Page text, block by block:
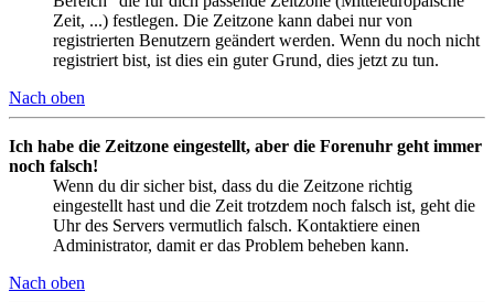
Zeit, ...) festlegen. Die Zeitzone kann dabei nur von
registrierten Benutzern geändert werden. Wenn du noch nicht
registriert bist, ist dies ein guter Grund, dies jetzt zu tun.
Nach oben
Ich habe die Zeitzone eingestellt, aber die Forenuhr geht immer
noch falsch!
Wenn du dir sicher bist, dass du die Zeitzone richtig
eingestellt hast und die Zeit trotzdem noch falsch ist, geht die
Uhr des Servers vermutlich falsch. Kontaktiere einen
Administrator, damit er das Problem beheben kann.
Nach oben